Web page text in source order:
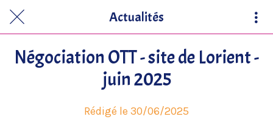
Actualités
Négociation OTT - site de Lorient -
juin 2025
Rédigé le 30/06/2025